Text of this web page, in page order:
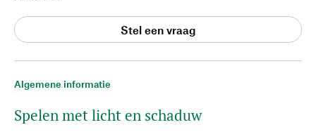
Algemene informatie
Spelen met licht en schaduw
Stel een vraag